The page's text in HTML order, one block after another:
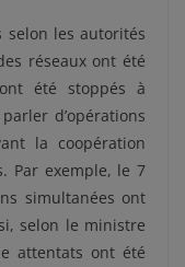
selon les autorités
réseaux ont été
été stoppés à
d’opérations
la coopération
Par exemple, le 7
simultanées ont
selon le ministre
attentats ont été